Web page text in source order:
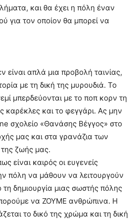
και θα έχει η πόλη έναν
για τον οποίον θα μπορεί να
είναι απλά μια προβολή ταινίας,
με τη δική της μυρουδιά. Το
μπερδεύονται με το ποπ κορν τη
καρέκλες και το φεγγάρι. Ας μην
σχολείο «Θανάσης Βέγγος» στο
μας και στα γρανάζια των
ζωής μας.
είναι καιρός οι ευγενείς
πόλη να μάθουν να λειτουργούν
δημιουργία μιας σωστής πόλης
να ΖΟΥΜΕ ανθρώπινα. Η
το δικό της χρώμα και τη δική